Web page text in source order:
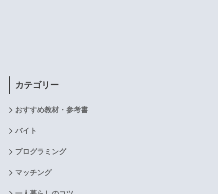
カテゴリー
おすすめ教材・参考書
バイト
プログラミング
マッチング